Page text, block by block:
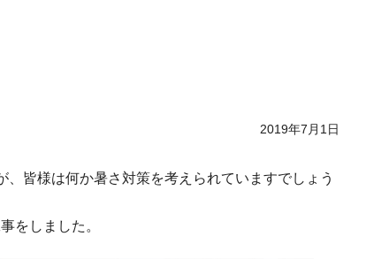
2019年7月1日
皆様は何か暑さ対策を考えられていますでしょう
をしました。